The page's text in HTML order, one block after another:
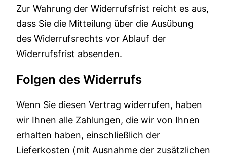
Zur Wahrung der Widerrufsfrist reicht es aus,
dass Sie die Mitteilung über die Ausübung
des Widerrufsrechts vor Ablauf der
Widerrufsfrist absenden.
Folgen des Widerrufs
Wenn Sie diesen Vertrag widerrufen, haben
wir Ihnen alle Zahlungen, die wir von Ihnen
erhalten haben, einschließlich der
Lieferkosten (mit Ausnahme der zusätzlichen